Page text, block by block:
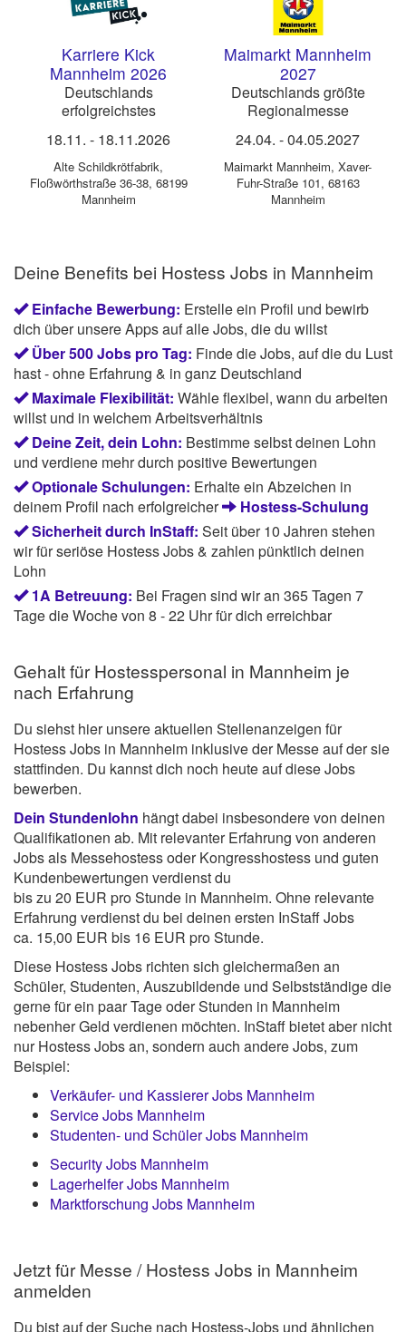
Karriere Kick
Mannheim 2026
Deutschlands
erfolgreichstes
Berufsorientierung &
Azubi-Recruiting
18.11. - 18.11.2026
Alte Schildkrötfabrik,
Floßwörthstraße 36-38, 68199
Mannheim
Maimarkt Mannheim
2027
Deutschlands größte
Regionalmesse
24.04. -04.05.2027
Maimarkt Mannheim, Xaver-
Fuhr-Straße 101, 68163
Mannheim
Deine Benefits bei Hostess Jobs in Mannheim
Einfache Bewerbung: Erstelle ein Profil und bewirb
dich über unsere Apps auf alle Jobs, die du willst
Über 500 Jobs pro Tag: Finde die Jobs, auf die du Lust
hast - ohne Erfahrung & in ganz Deutschland
Maximale Flexibilität: Wähle flexibel, wann du arbeiten
willst und in welchem Arbeitsverhältnis
Deine Zeit, dein Lohn: Bestimme selbst deinen Lohn
und verdiene mehr durch positive Bewertungen
Optionale Schulungen: Erhalte ein Abzeichen in
deinem Profil nach erfolgreicher
Hostess-Schulung
Sicherheit durch InStaff: Seit über 10 Jahren stehen
wir für seriöse Hostess Jobs & zahlen pünktlich deinen
Lohn
1A Betreuung: Bei Fragen sind wir an 365 Tagen 7
Tage die Woche von 8 - 22 Uhr für dich erreichbar
Gehalt für Hostesspersonal in Mannheim je
nach Erfahrung
Du siehst hier unsere aktuellen Stellenanzeigen für
Hostess Jobs in Mannheim inklusive der Messe auf der sie
stattfinden. Du kannst dich noch heute auf diese Jobs
bewerben.
Dein Stundenlohn hängt dabei insbesondere von deinen
Qualifikationen ab. Mit relevanter Erfahrung von anderen
Jobs als Messehostess oder Kongresshostess und guten
Kundenbewertungen verdienst du
bis zu 20 EUR pro Stunde in Mannheim. Ohne relevante
Erfahrung verdienst du bei deinen ersten InStaff Jobs
ca. 15,00 EUR bis 16 EUR pro Stunde.
Diese Hostess Jobs richten sich gleichermaßen an
Schüler, Studenten, Auszubildende und Selbstständige die
gerne für ein paar Tage oder Stunden in Mannheim
nebenher Geld verdienen möchten. InStaff bietet aber nicht
nur Hostess Jobs an, sondern auch andere Jobs, zum
Beispiel:
Verkäufer- und Kassierer Jobs Mannheim
Service Jobs Mannheim
Studenten- und Schüler Jobs Mannheim
Security Jobs Mannheim
Lagerhelfer Jobs Mannheim
Marktforschung Jobs Mannheim
Jetzt für Messe / Hostess Jobs in Mannheim
anmelden
Du bist auf der Suche nach Hostess-Jobs und ähnlichen